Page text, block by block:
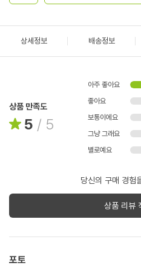
상세정보 배송정보
상품 만족도
5 / 5
아주 좋아요
좋아요
보통이에요
그냥 그래요
별로예요
당신의 구매 경험
상품 리뷰
포토